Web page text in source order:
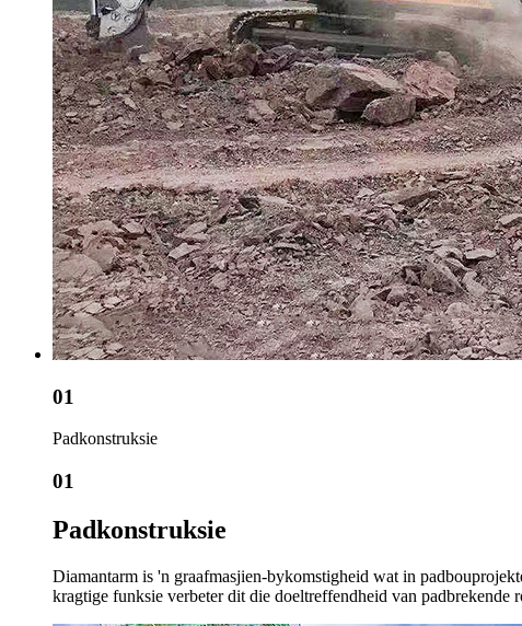
01
Padkonstruksie
01
Padkonstruksie
Diamantarm is 'n graafmasjien-bykomstigheid wat in
kragtige funksie verbeter dit die doeltreffendheid van padbrekende